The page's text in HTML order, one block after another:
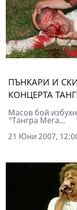
ПЪНКАРИ И
КОНЦЕРТА
Масов бой
"Тангра Мега...
21 Юни 2007,